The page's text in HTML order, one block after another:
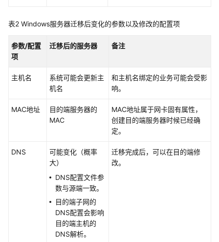
常
问
题
产
询
表2 Windows服务器迁移后变化的参数以及修改的配置项
参数/配置
项
迁移后的服务器 备注
主机名
系统可能会更新主
机名
和主机名绑定的业务可能会受影
响。
MAC地址
目的端服务器的
MAC
MAC地址属于网卡固有属性，
创建目的端服务器时候已经确
定。
DNS
可能变化（概率
大）
DNS配置文件参
数与源端一致。
目的端子网的
DNS配置会影响
目的端主机的
DNS解析。
迁移完成后，可以在目的端修
改。